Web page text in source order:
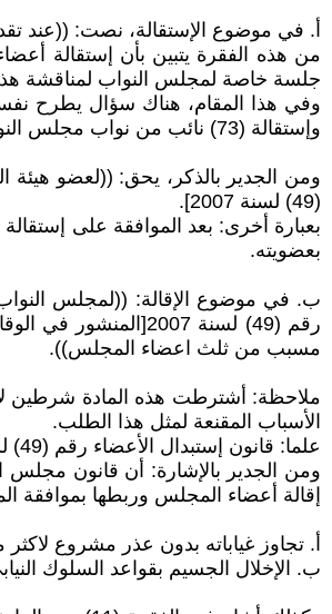
أ‌. في موضوع الإستقالة، نصت: ((عند
من هذه الفقرة يتبين بأن إستقالة
جلسة خاصة لمجلس النواب لمناقشة هذا الأمر، وطرحه
وفي هذا المقام، هناك سؤال يطرح
وإستقالة (73) نائب من نواب مجلس النواب فقط تحتاج الى توقيع وموافقة رئيس مجلس النواب، وإن كان التوقيع والموافقة خارج حرم مجلس النواب، مالكم كبف تحكمون؟!!!.
(49) لسنة 2007].
بعبارة أخرى: بعد الموافقة على
بعضويته.
مسبب من ثلث اعضاء المجلس)).
الأسباب المقنعة لمثل هذا الطلب.
علما: قانون إستبدال الأعضاء رقم (49) لسنة 2007، هو في الأصل تعديل لقانون إستبدال الأعضاء رقم (6) لسنة 2006 [المنشور في الوقائع العراقية، العدد، 4024].
إقالة أعضاء المجلس وربطها بموافقة
أ‌. تجاوز غياباته بدون عذر مشروع
ب‌. الإخلال الجسيم بقواعد السلوك